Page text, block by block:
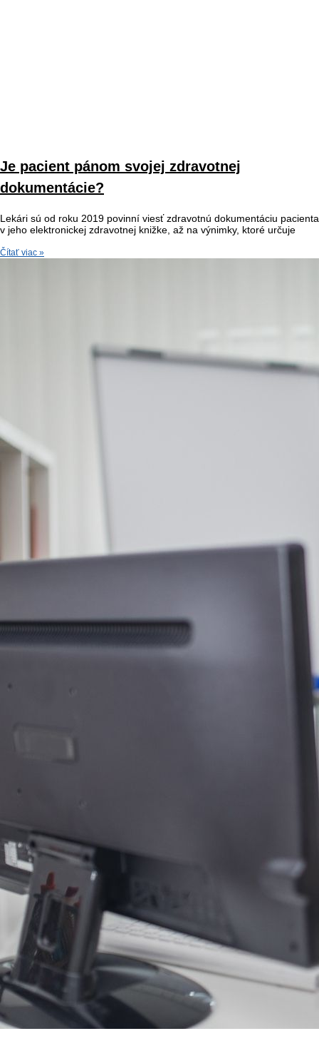
Je pacient pánom svojej zdravotnej
dokumentácie?
Lekári sú od roku 2019 povinní viesť zdravotnú dokumentáciu pacienta
v jeho elektronickej zdravotnej knižke, až na výnimky, ktoré určuje
Čítať viac »